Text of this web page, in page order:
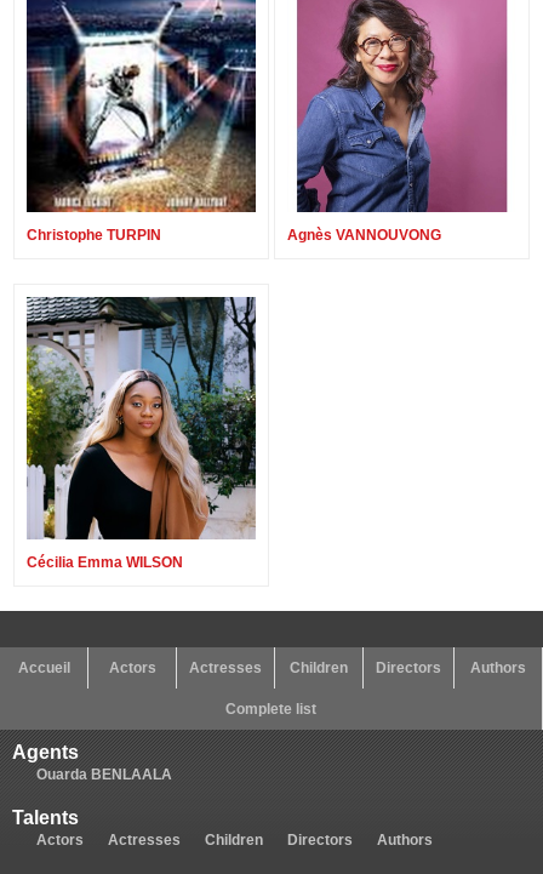
Christophe TURPIN Agnès VANNOUVONG
Cécilia Emma WILSON
Accueil Actors Actresses Children Directors Authors
Complete list
Agents
Ouarda BENLAALA
Talents
Actors Actresses Children Directors Authors